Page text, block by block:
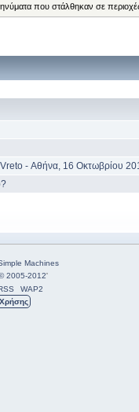
που στάλθηκαν σε
- Αθήνα, 16 Οκτωβρίου
Machines
2005-2012'
WAP2